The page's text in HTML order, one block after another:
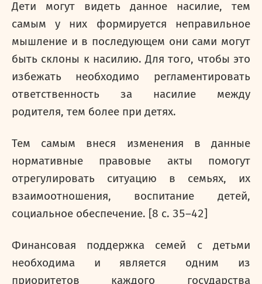
Дети могут видеть данное насилие, тем
самым у них формируется неправильное
мышление и в последующем они сами могут
быть склоны к насилию. Для того, чтобы это
избежать необходимо регламентировать
ответственность за насилие между
родителя, тем более при детях.
Тем самым внеся изменения в данные
нормативные правовые акты помогут
отрегулировать ситуацию в семьях, их
взаимоотношения, воспитание детей,
социальное обеспечение. [8 с. 35–42]
Финансовая поддержка семей с детьми
необходима и является одним из
приоритетов каждого государства